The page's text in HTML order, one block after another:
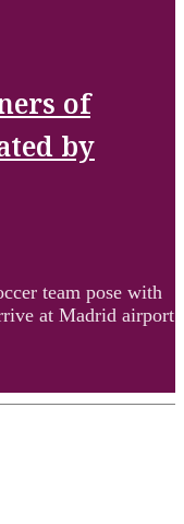
of
by
team pose with
at Madrid airport